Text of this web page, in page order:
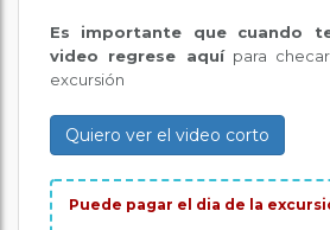
Es importante que cuando
video regrese aquípara
excursión
Quiero ver el video corto
Puede pagar el dia de la